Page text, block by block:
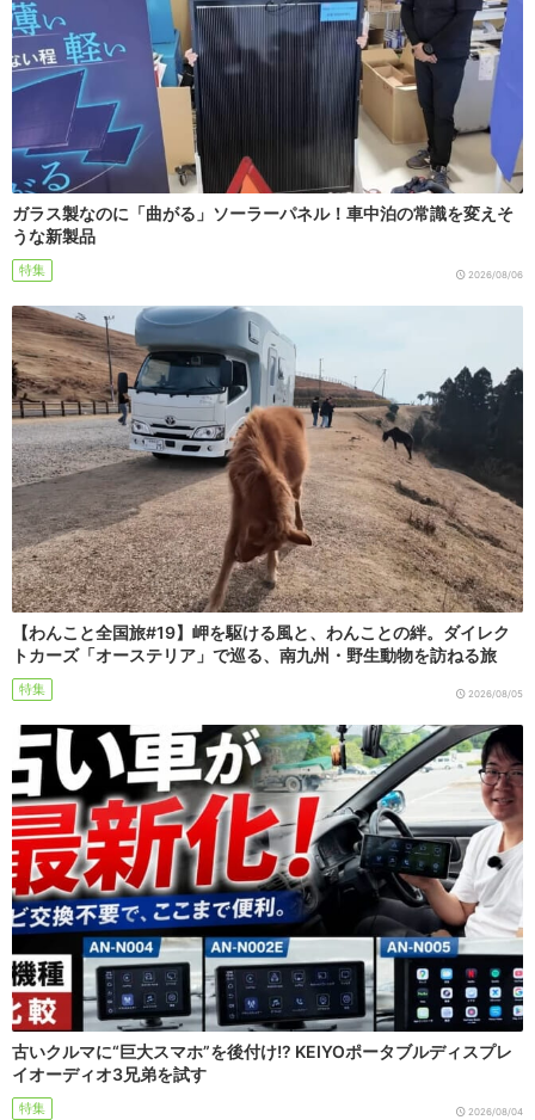
ガラス製なのに「曲がる」ソーラーパネル！車中泊の常識を変えそ
うな新製品
特集 2026/08/06
【わんこと全国旅#19】岬を駆ける風と、わんことの絆。ダイレク
トカーズ「オーステリア」で巡る、南九州・野生動物を訪ねる旅
特集 2026/08/05
古いクルマに“巨大スマホ”を後付け!? KEIYOポータブルディスプレ
イオーディオ3兄弟を試す
特集 2026/08/04